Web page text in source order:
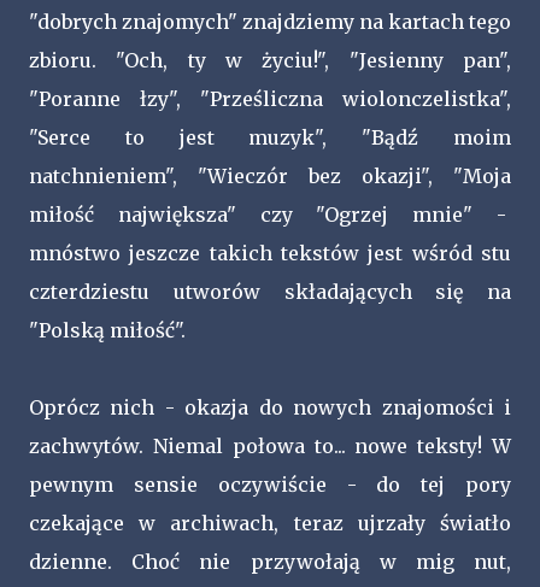
"dobrych znajomych" znajdziemy na kartach tego
zbioru. "Och, ty w życiu!", "Jesienny pan",
"Poranne łzy", "Prześliczna wiolonczelistka",
"Serce to jest muzyk", "Bądź moim
natchnieniem", "Wieczór bez okazji", "Moja
miłość największa" czy "Ogrzej mnie" -
mnóstwo jeszcze takich tekstów jest wśród stu
czterdziestu utworów składających się na
"Polską miłość".
Oprócz nich - okazja do nowych znajomości i
zachwytów. Niemal połowa to... nowe teksty! W
pewnym sensie oczywiście - do tej pory
czekające w archiwach, teraz ujrzały światło
dzienne. Choć nie przywołają w mig nut,